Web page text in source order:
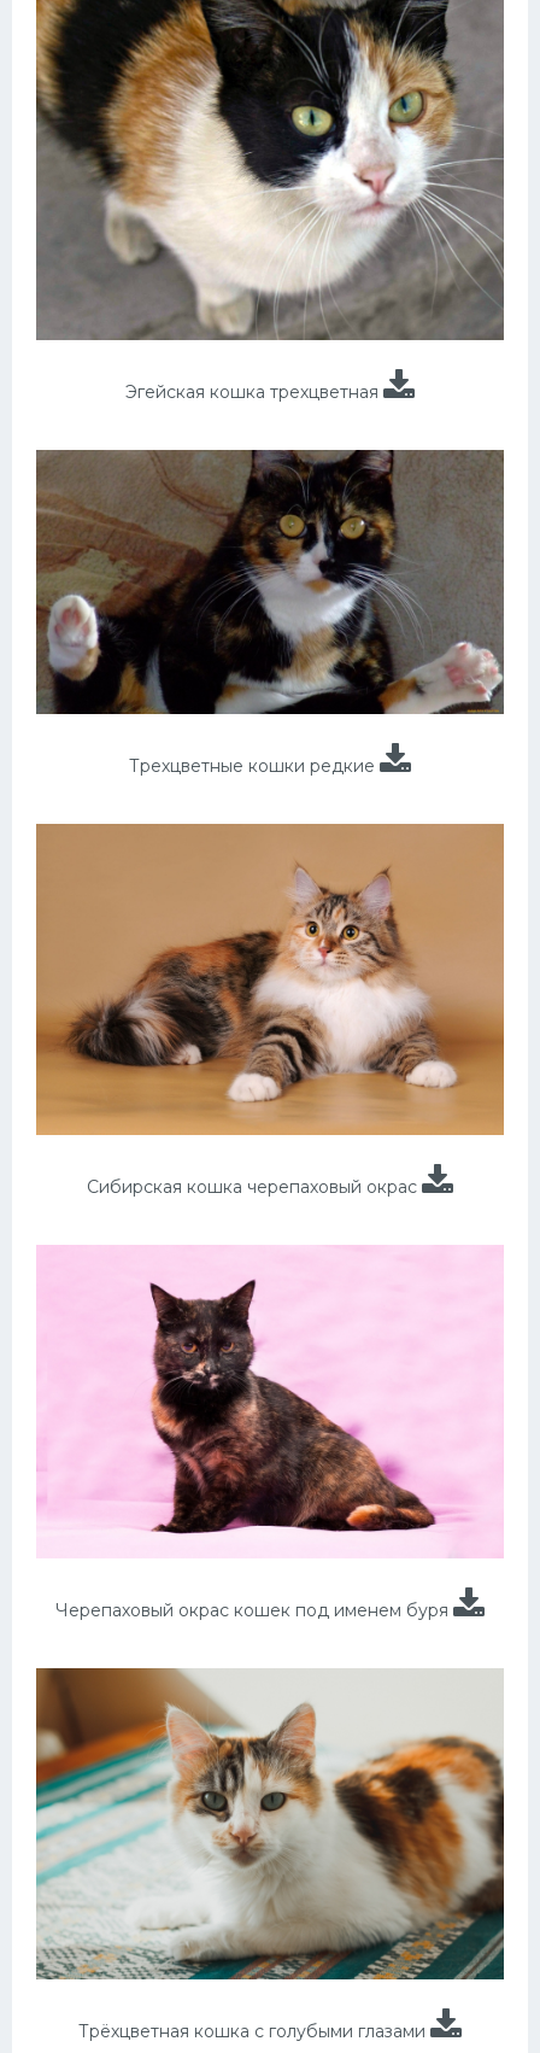
Эгейская кошка трехцветная
Трехцветные кошки редкие
Сибирская кошка черепаховый окрас
Черепаховый окрас кошек под именем буря
Трёхцветная кошка с голубыми глазами